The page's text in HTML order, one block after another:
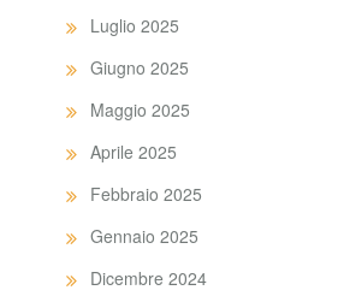
Luglio 2025
Giugno 2025
Maggio 2025
Aprile 2025
Febbraio 2025
Gennaio 2025
Dicembre 2024